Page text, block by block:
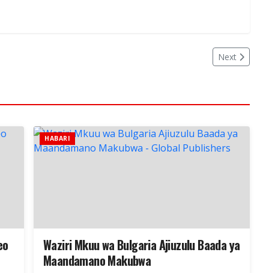
Next
HABARI
Waziri Mkuu wa Bulgaria Ajiuzulu Baada ya
Maandamano Makubwa